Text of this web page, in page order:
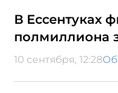
В Ессентуках
полмиллиона
10 сентября, 12:28